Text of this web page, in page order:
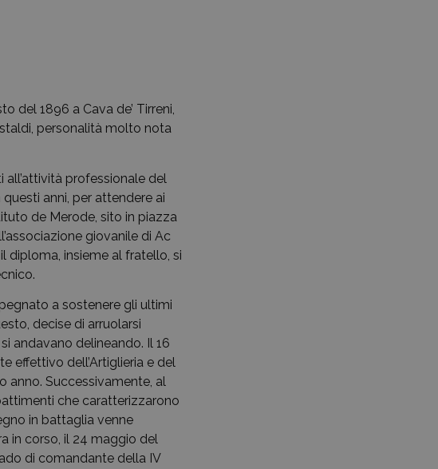
del 1896 a Cava de’ Tirreni,
personalità molto nota
professionale del
anni, per attendere ai
de Merode, sito in piazza
giovanile di Ac
diploma, insieme al fratello, si
a sostenere gli ultimi
decise di arruolarsi
andavano delineando. Il 16
effettivo dell’Artiglieria e del
anno. Successivamente, al
che caratterizzarono
in battaglia venne
in corso, il 24 maggio del
di comandante della IV